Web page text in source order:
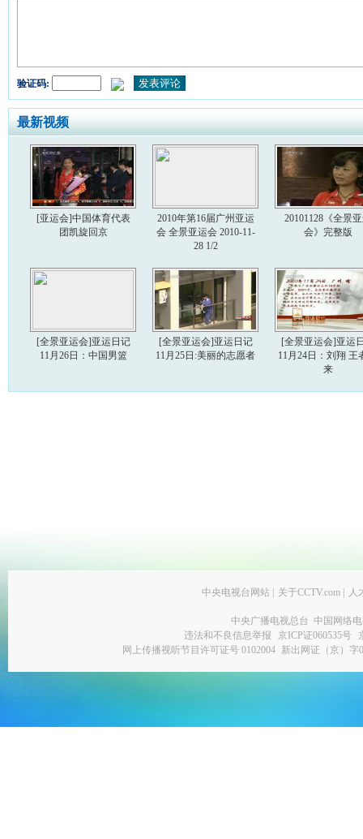
验证码:
最新视频
[亚运会]中国体育代表
团凯旋回京
2010年第16届广州亚运
会 全景亚运会 2010-11-
28 1/2
20101128《全景
会》完整版
[全景亚运会]亚运日记
11月26日：中国男篮
[全景亚运会]亚运日记
11月25日:美丽的志愿者
[全景亚运会]亚运
11月24日：刘翔 王
来
中央电视台网站 关于CCTV.com 人
中央广播电视总台 中国网络
违法和不良信息举报
京ICP证060535号
网上传播视听节目许可证号 0102004 新出网证（京）